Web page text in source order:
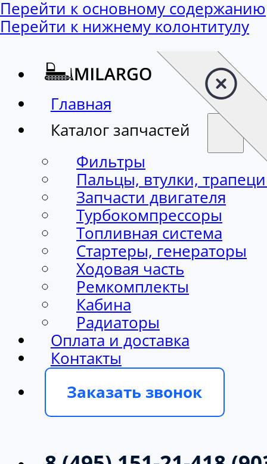
Перейти к основному содержанию
Перейти к нижнему колонтитулу
Главная
Каталог запчастей
Фильтры
Пальцы, втулки,
Запчасти двигателя
Турбокомпрессоры
Топливная система
Стартеры, генераторы
Ходовая часть
Ремкомплекты
Кабина
Радиаторы
Оплата и доставка
Контакты
Заказать звонок